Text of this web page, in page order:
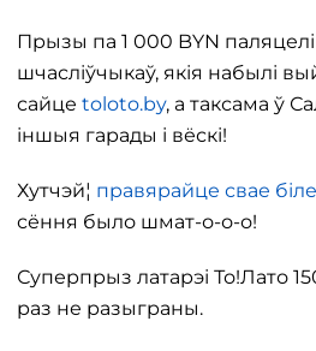
Прызы па 1 000 BYN паляцелі
шчасліўчыкаў, якія набылі
сайце toloto.by, а таксама ў
іншыя гарады і вёскі!
Хутчэй¦ правярайце свае
сёння было шмат-о-о-о!
Суперпрыз латарэі То!Лато
раз не разыграны.